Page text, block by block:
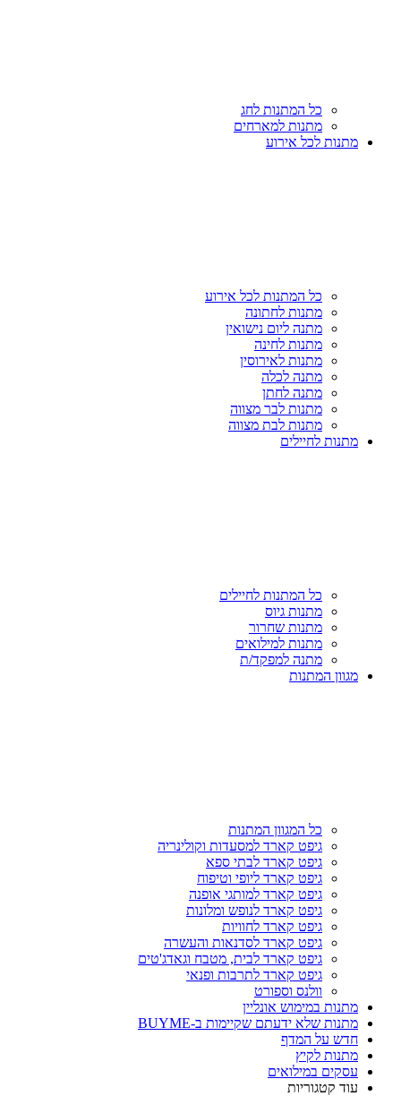
כל המתנות לחג
מתנות למארחים
מתנות לכל אירוע
כל המתנות לכל אירוע
מתנות לחתונה
מתנה ליום נישואין
מתנות לחינה
מתנות לאירוסין
מתנה לכלה
מתנה לחתן
מתנות לבר מצווה
מתנות לבת מצווה
מתנות לחיילים
כל המתנות לחיילים
מתנות גיוס
מתנות שחרור
מתנות למילואים
מתנה למפקד/ת
מגוון המתנות
כל המגוון המתנות
גיפט קארד למסעדות וקולינריה
גיפט קארד לבתי ספא
גיפט קארד ליופי וטיפוח
גיפט קארד למותגי אופנה
גיפט קארד לנופש ומלונות
גיפט קארד לחוויות
גיפט קארד לסדנאות והעשרה
גיפט קארד לבית, מטבח וגאדג'טים
גיפט קארד לתרבות ופנאי
וולנס וספורט
מתנות במימוש אונליין
מתנות שלא ידעתם שקיימות ב-BUYME
חדש על המדף
מתנות לקיץ
עסקים במילואים
עוד קטגוריות